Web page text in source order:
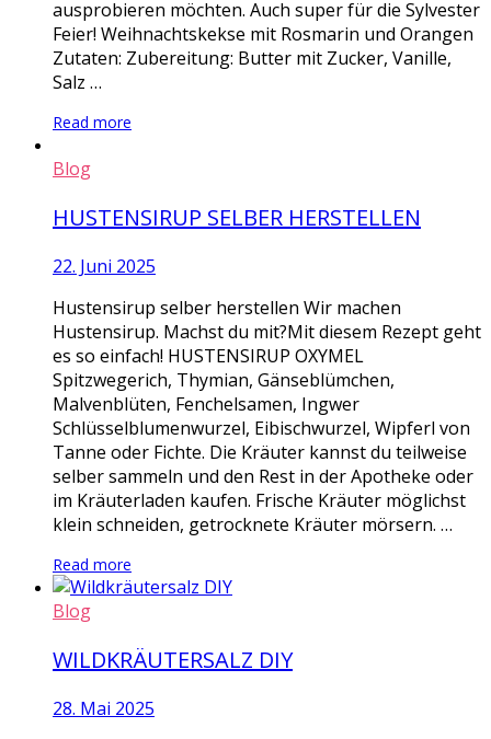
ausprobieren möchten. Auch super für die Sylvester
Feier! Weihnachtskekse mit Rosmarin und Orangen
Zutaten: Zubereitung: Butter mit Zucker, Vanille,
Salz …
Read more
Blog
HUSTENSIRUP SELBER HERSTELLEN
22. Juni 2025
Hustensirup selber herstellen Wir machen
Hustensirup. Machst du mit?Mit diesem Rezept geht
es so einfach! HUSTENSIRUP OXYMEL
Spitzwegerich, Thymian, Gänseblümchen,
Malvenblüten, Fenchelsamen, Ingwer
Schlüsselblumenwurzel, Eibischwurzel, Wipferl von
Tanne oder Fichte. Die Kräuter kannst du teilweise
selber sammeln und den Rest in der Apotheke oder
im Kräuterladen kaufen. Frische Kräuter möglichst
klein schneiden, getrocknete Kräuter mörsern. …
Read more
Blog
WILDKRÄUTERSALZ DIY
28. Mai 2025